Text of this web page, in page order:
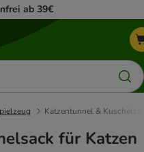
ab 39€
Katzentunnel &
für Katzen